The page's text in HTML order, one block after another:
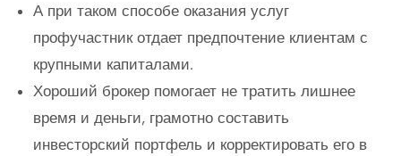
А при таком способе оказания услуг
профучастник отдает предпочтение клиентам с
крупными капиталами.
Хороший брокер помогает не тратить лишнее
время и деньги, грамотно составить
инвесторский портфель и корректировать его в